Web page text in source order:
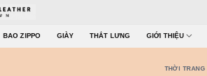
BAO ZIPPO GIÀY THẮT LƯNG GIỚI THIỆU
THỜI TRANG